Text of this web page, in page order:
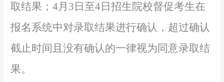
取结果；4月 3 日至4 日招生院校督促考生在
报名系统中对录取结果进行确认，超过确认
截止时间且没有确认的一律视为同意录取结
果。